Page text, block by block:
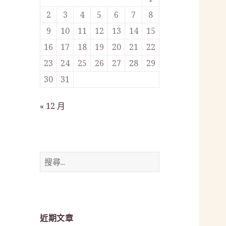
2
3 4 5 6 7
8
9
10 11 12 13 14
15
16
17 18 19 20 21
22
23
24 25 26 27 28
29
30
31
« 12 月
搜
尋
近期文章